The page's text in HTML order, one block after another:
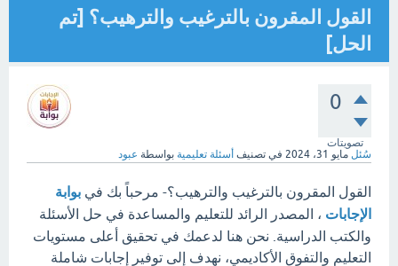
القول المقرون بالترغيب والترهيب؟ [تم
الحل]
0
تصويتات
سُئل مايو 31، 2024 في تصنيف أسئلة تعليمية بواسطة عبود
القول المقرون بالترغيب والترهيب؟- مرحباً بك في بوابة
الإجابات ، المصدر الرائد للتعليم والمساعدة في حل الأسئلة
والكتب الدراسية. نحن هنا لدعمك في تحقيق أعلى مستويات
التعليم والتفوق الأكاديمي، نهدف إلى توفير إجابات شاملة